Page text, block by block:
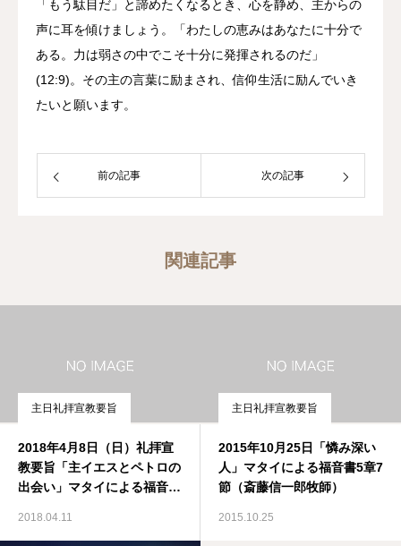
「もう駄目だ」と諦めたくなるとき、心を静め、主からの
声に耳を傾けましょう。「わたしの恵みはあなたに十分で
ある。力は弱さの中でこそ十分に発揮されるのだ」
(12:9)。その主の言葉に励まされ、信仰生活に励んでいき
たいと願います。
前の記事 次の記事
関連記事
主日礼拝宣教要旨
2018年4月8日（日）礼拝宣
教要旨「主イエスとペトロの
出会い」マタイによる福音書
2018.04.11
主日礼拝宣教要旨
2015年10月25日「憐み深い
人」マタイによる福音書5章7
節（斎藤信一郎牧師）
2015.10.25